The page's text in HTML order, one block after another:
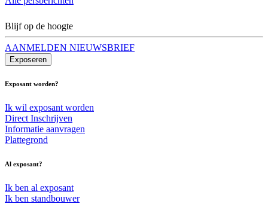
Blijf op de hoogte
AANMELDEN NIEUWSBRIEF
Exposeren
Exposant worden?
Ik wil exposant worden
Direct Inschrijven
Informatie aanvragen
Plattegrond
Al exposant?
Ik ben al exposant
Ik ben standbouwer